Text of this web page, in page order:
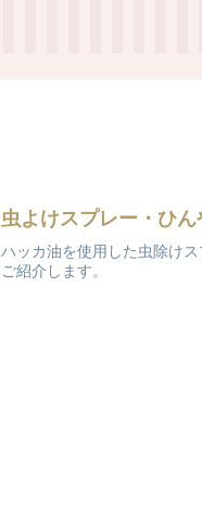
虫よけスプレー・ひ
ハッカ油を使用した虫除け
ご紹介します。